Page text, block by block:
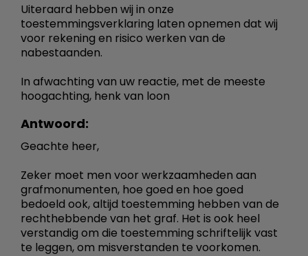
Uiteraard hebben wij in onze
toestemmingsverklaring laten opnemen dat wij
voor rekening en risico werken van de
nabestaanden.
In afwachting van uw reactie, met de meeste
hoogachting, henk van loon
Antwoord:
Geachte heer,
Zeker moet men voor werkzaamheden aan
grafmonumenten, hoe goed en hoe goed
bedoeld ook, altijd toestemming hebben van de
rechthebbende van het graf. Het is ook heel
verstandig om die toestemming schriftelijk vast
te leggen, om misverstanden te voorkomen.